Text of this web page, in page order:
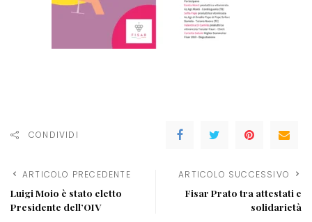
CONDIVIDI
ARTICOLO PRECEDENTE
Luigi Moio è stato eletto
Presidente dell’OIV
ARTICOLO SUCCESSIVO
Fisar Prato tra attestati e
solidarietà